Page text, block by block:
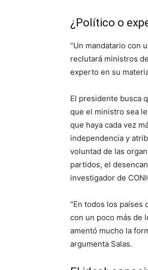
¿Político o
“Un mandatario con
reclutará ministros
experto en su
El presidente busca
que el ministro sea
que haya cada vez
independencia y
voluntad de las
partidos, el
investigador de
“En todos los
con un poco más de
amentó mucho la
argumenta Salas.